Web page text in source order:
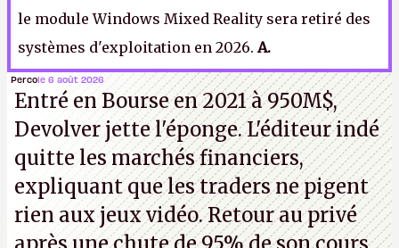
le module Windows Mixed Reality sera retiré des
systèmes d'exploitation en 2026.A.
Percole 6 août 2026
Entré en Bourse en 2021 à 950M$,
Devolver jette l'éponge. L'éditeur indé
quitte les marchés financiers,
expliquant que les traders ne pigent
rien aux jeux vidéo. Retour au privé